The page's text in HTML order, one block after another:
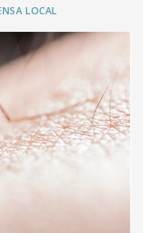
LOCAL